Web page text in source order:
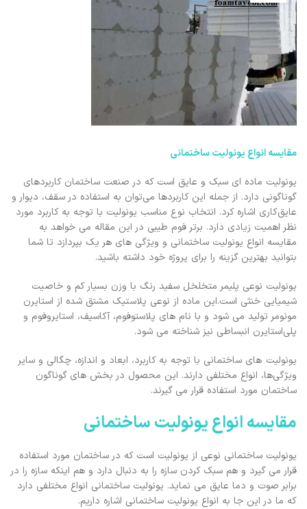
مقایسه انواع یونولیت ساختمانی
یونولیت ماده‌ ای سبک و عایق است که در صنعت ساختمان کاربردهای
گوناگونی دارد. از جمله این کاربردها می‌توان به استفاده در سقف، دیوار و
عایق‌کاری اشاره کرد. انتخاب نوع مناسب یونولیت با توجه به کاربرد مورد
نظر اهمیت زیادی دارد. برتر فوم طیبی در این مقاله می خواهد به
مقایسه انواع یونولیت ساختمانی و ویژگی‌ های هر یک بپردازد تا شما
بتوانید بهترین گزینه را برای پروژه خود داشته باشید.
یونولیت نوعی پلیمر متخلخل سفید رنگ با وزن بسیار کم و خاصیت
شیمیایی خنثی است.این ماده از نوعی پلاستیک مشتق ‌شده از استایرن
مونومر تولید می ‌شود و با نام‌ های پلاستوفوم، آکاسیف، استایروفوم و
پلی‌استایرن انبساطی نیز شناخته می ‌شود.
یونولیت ‌های ساختمانی با توجه به کاربرد، ابعاد و اندازه، چگالی و سایر
ویژگی‌ها، انواع مختلفی دارند. این محصول در بخش ‌های گوناگون
ساختمان مورد استفاده قرار می گیرند.
مقایسه انواع یونولیت ساختمانی
یونولیت ساختمانی نوعی از یونولیت است که در ساختمان مورد استفاده
قرار می گیرد و هم سبک کردن سازه را به دنبال دارد و هم اینکه سازه را در
برابر صوت و دما عایق می نماید. یونولیت ساختمانی انواع مختلفی دارد
که ما در این جا به انواع یونولیت ساختمانی اشاره داریم.